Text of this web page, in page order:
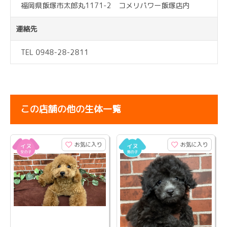
福岡県飯塚市太郎丸1171-2 コメリパワー飯塚店内
連絡先
TEL 0948-28-2811
この店舗の他の生体一覧
お気に入り お気に入り